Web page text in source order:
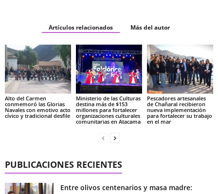
Artículos relacionados Más del autor
Alto del Carmen
conmemoró las Glorias
Navales con emotivo acto
cívico y tradicional desfile
Ministerio de las Culturas
destina más de $153
millones para fortalecer
organizaciones culturales
comunitarias en Atacama
Pescadores artesanales
de Chañaral recibieron
nueva implementación
para fortalecer su trabajo
en el mar
PUBLICACIONES RECIENTES
Entre olivos centenarios y masa madre: